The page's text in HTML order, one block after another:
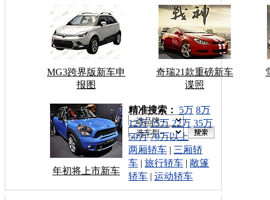
MG3跨界版新车申
报图
奇瑞21款重磅新车
谍照
年初将上市新车
车型搜索：
精准搜索： 5万 8万
12万 15万 22万 35万
50万 70万以上
两厢轿车 | 三厢轿
车 | 旅行轿车 | 敞篷
轿车 | 运动轿车